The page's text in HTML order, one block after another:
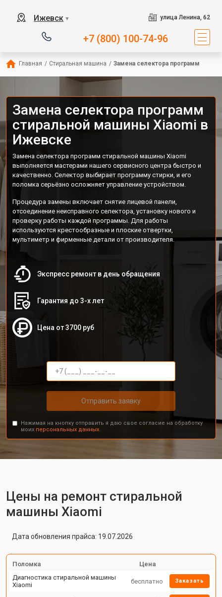
Ижевск ▼ улица Ленина, 62
+7 (800) 100-74-96
Главная / Стиральная машина / Замена селектора программ
Замена селектора программ
стиральной машины Xiaomi в
Ижевске
Замена селектора программ стиральной машины Xiaomi
выполняется мастерами нашего сервисного центра быстро и
качественно. Селектор выбирает программу стирки, и его
поломка серьёзно осложняет управление устройством.
Процедура замены включает снятие лицевой панели,
отсоединение неисправного селектора, установку нового и
проверку работы каждой программы. Для работы
используются крестообразные и плоские отвертки,
мультиметр и фирменные детали от производителя.
Экспресс ремонт в день обращения
Гарантия до 3-х лет
Цена от 3700 руб
Отправить заявку
Нажимая на кнопку отправить я даю свое согласие на обработку
моих персональных данных.
Цены на ремонт стиральной
машины Xiaomi
Дата обновления прайса: 19.07.2026
Поломка
Цена
Диагностика стиральной машины
Xiaomi
бесплатно Заказать